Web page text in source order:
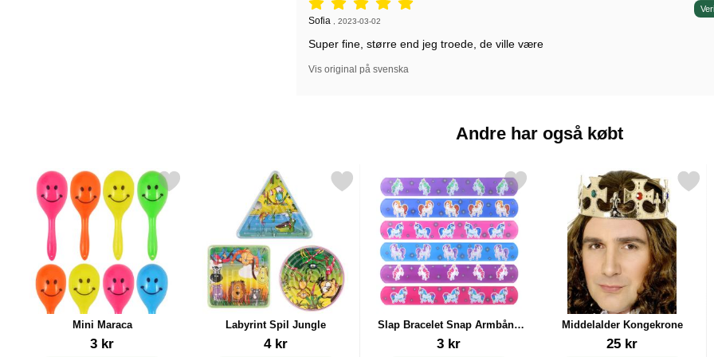
Anmeldelser: 5 stjerne af 5,
Anmeldelser af:
Sofia , 2023-03-02
Super fine, større end jeg troede, de ville være
Vis original på svenska
Andre har også købt
Mini Maraca
3 kr
Markér mini Maraca som favorit
Labyrint Spil Jungle
4 kr
Markér labyrint Spil Jungle som favorit
Slap Bracelet Snap Armbånd
Enhjørning
3 kr
Markér slap Bracelet Snap Armbånd Enhjørning som favorit
Middelalder Kongekrone
25 kr
Markér middelalder